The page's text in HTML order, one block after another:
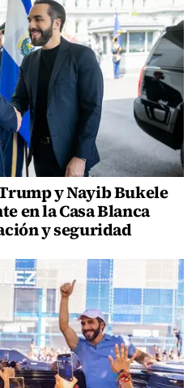
y Nayib Bukele
en la Casa Blanca
y seguridad